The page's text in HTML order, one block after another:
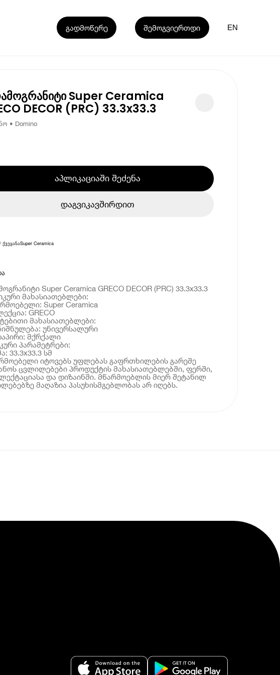
გადმოწერე შემოგვიერთდი EN
Super Ceramica
DECOR (PRC) 33.3x33.3
• Domino
აპლიკაციაში შეძენა
დაგვიკავშირდით
Super Ceramica
Super Ceramica GRECO DECOR (PRC) 33.3x33.3
მახასიათებლები:
Super Ceramica
GRECO
მახასიათებლები:
უნივერსალური
მქრქალი
პარამეტრები:
33.3x33.3 სმ
იტოვებს უფლებას გაფრთხილების გარეშე
ცვლილებები პროდუქტის მახასიათებლებში, ფერში,
და დიზაინში. მწარმოებლის მიერ შეტანილ
მაღაზია პასუხისმგებლობას არ იღებს.